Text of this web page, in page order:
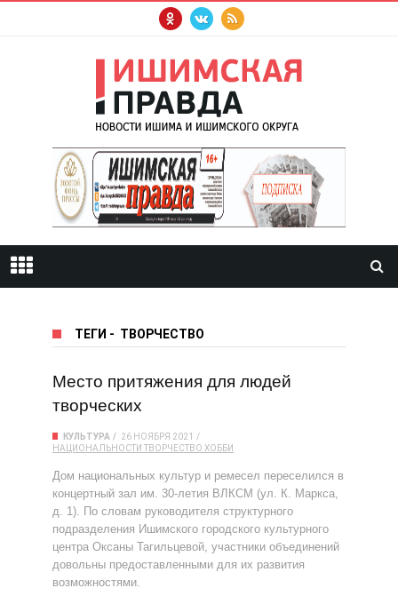
ТЕГИ - ТВОРЧЕСТВО
Место притяжения для людей
творческих
КУЛЬТУРА
26 НОЯБРЯ 2021
НАЦИОНАЛЬНОСТИ ТВОРЧЕСТВО ХОББИ
Дом национальных культур и ремесел переселился в
концертный зал им. 30-летия ВЛКСМ (ул. К. Маркса,
д. 1). По словам руководителя структурного
подразделения Ишимского городского культурного
центра Оксаны Тагильцевой, участники объединений
довольны предоставленными для их развития
возможностями.